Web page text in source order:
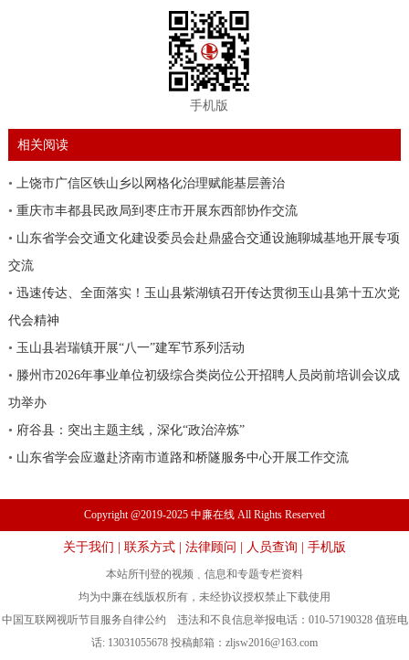
手机版
相关阅读
•
上饶市广信区铁山乡以网格化治理赋能基层善治
• 重庆市丰都县民政局到枣庄市开展东西部协作交流
• 山东省学会交通文化建设委员会赴鼎盛合交通设施聊城基地开展专项
交流
• 迅速传达、全面落实！玉山县紫湖镇召开传达贯彻玉山县第十五次党
代会精神
• 玉山县岩瑞镇开展“八一”建军节系列活动
• 滕州市2026年事业单位初级综合类岗位公开招聘人员岗前培训会议成
功举办
• 府谷县：突出主题主线，深化“政治淬炼”
• 山东省学会应邀赴济南市道路和桥隧服务中心开展工作交流
Copyright @2019-2025 中廉在线 All Rights Reserved
关于我们 联系方式 法律顾问 人员查询 手机版
本站所刊登的视频﹑信息和专题专栏资料
均为中廉在线版权所有，未经协议授权禁止下载使用
中国互联网视听节目服务自律公约 违法和不良信息举报电话：010-57190328 值班电
话: 13031055678 投稿邮箱： zljsw2016@163.com